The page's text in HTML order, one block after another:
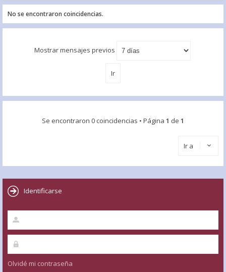
No se encontraron coincidencias.
Mostrar mensajes previos
Se encontraron 0 coincidencias • Página 1 de 1
Ir a
Identificarse
Olvidé mi contraseña